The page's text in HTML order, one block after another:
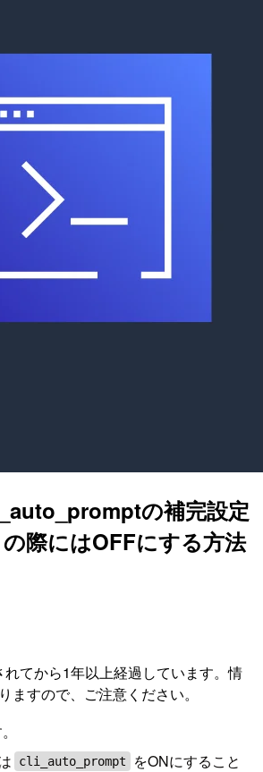
の補完設定
際にはOFFにする方法
れてから1年以上経過しています。情
ますので、ご注意ください。
cli_auto_prompt
をONにすること